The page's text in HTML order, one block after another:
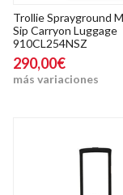
Trollie Sprayground
Sip Carryon Luggage
910CL254NSZ
290,00€
más variaciones